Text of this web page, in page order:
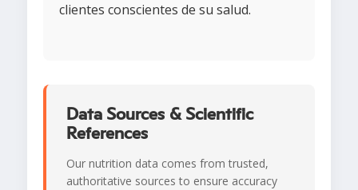
clientes conscientes de su salud.
Data Sources & Scientific
References
Our nutrition data comes from trusted,
authoritative sources to ensure accuracy